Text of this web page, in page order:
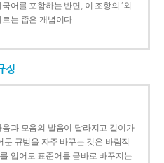
어를 포함하는 반면, 이 조항의 ‘외
는 좁은 개념이다.
정
과 모음의 발음이 달라지고 길이가
규범을 자주 바꾸는 것은 바람직
입어도 표준어를 곧바로 바꾸지는